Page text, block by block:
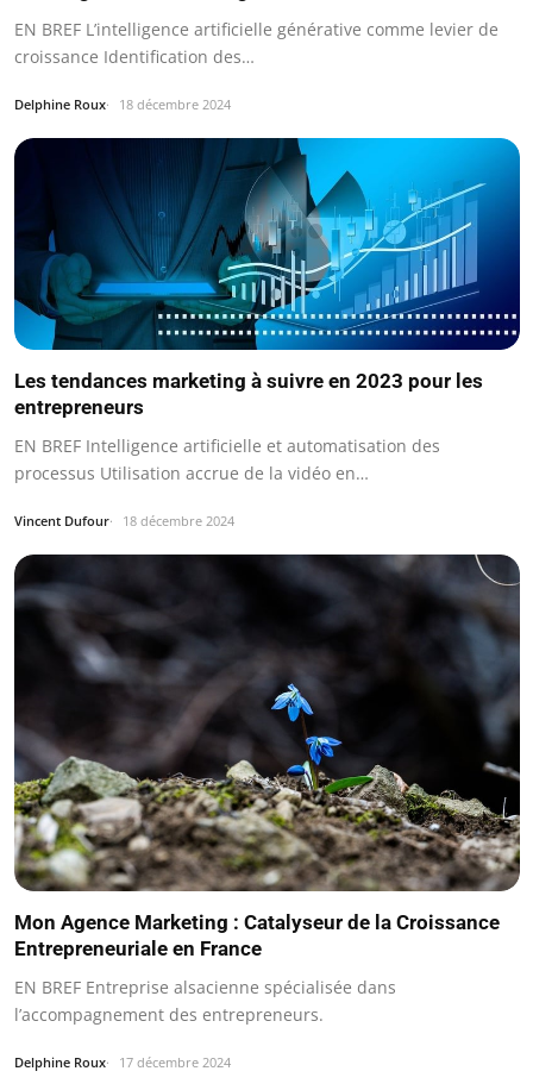
EN BREF L’intelligence artificielle générative comme levier de
croissance Identification des…
Delphine Roux 18 décembre 2024
Les tendances marketing à suivre en 2023 pour les
entrepreneurs
EN BREF Intelligence artificielle et automatisation des
processus Utilisation accrue de la vidéo en…
Vincent Dufour 18 décembre 2024
Mon Agence Marketing : Catalyseur de la Croissance
Entrepreneuriale en France
EN BREF Entreprise alsacienne spécialisée dans
l’accompagnement des entrepreneurs.
Delphine Roux 17 décembre 2024